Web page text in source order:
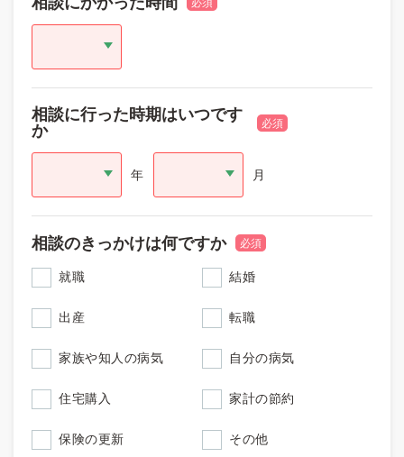
相談に行った時期はいつです
か
必須
年 月
相談のきっかけは何ですか 必須
就職 結婚
出産 転職
家族や知人の病気 自分の病気
住宅購入 家計の節約
保険の更新 その他